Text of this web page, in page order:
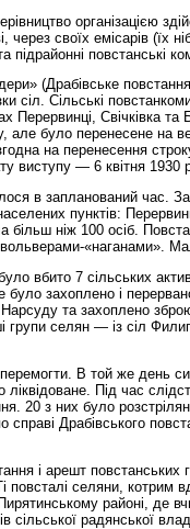
організацією
своїх емісарів (їх
підрайонні повстанські
(Драбівське
сіл. Сільські
Перервинці, Свічківка
але було перенесене на
на перенесення
виступу — 6 квітня 1930
в запланований час. За
пунктів:
більш ніж 100 осіб.
«наганами».
вбито 7 сільських
було захоплено і
Нарсуду та захоплено
групи селян — із сіл
В той же день
Під час
20 з них було
справі Драбівського
і арешт повстанських
повсталі селяни, котрим
районі, де
сільської радянської